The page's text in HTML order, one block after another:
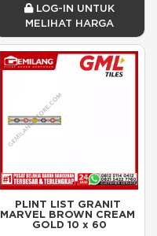
LOG-IN UNTUK
MELIHAT HARGA
PLINT LIST GRANIT
MARVEL BROWN CREAM
GOLD 10 x 60